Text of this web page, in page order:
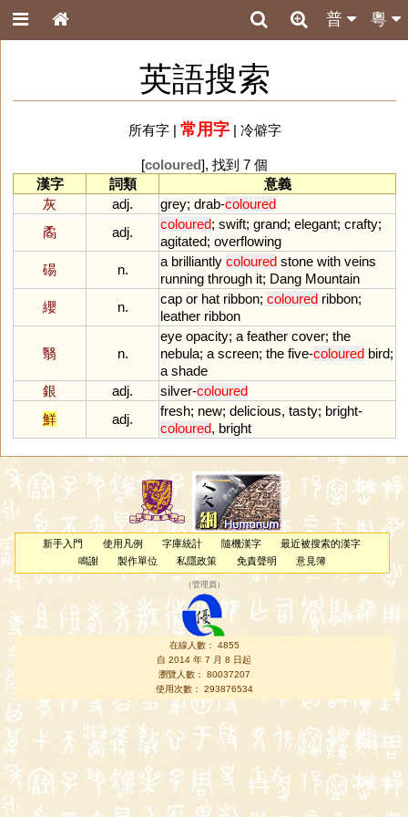
粵
普
英語搜索
所有字| 常用字| 冷僻字
[coloured], 找到 7 個
漢字
詞類
意義
灰
adj. grey; drab-coloured
矞
adj.
coloured; swift; grand; elegant; crafty;
agitated; overflowing
碭
n.
a brilliantly coloured stone with veins
running through it; Dang Mountain
纓
n.
cap or hat ribbon; coloured ribbon;
leather ribbon
翳 n.
eye opacity; a feather cover; the
nebula; a screen; the five-coloured bird;
a shade
銀
adj. silver-coloured
鮮
adj.
fresh; new; delicious, tasty; bright-
coloured, bright
新手入門 使用凡例 字庫統計 隨機漢字
最近被搜索的漢字
鳴謝
製作單位 私隱政策 免責聲明 意見簿
（管理員 ）
在線人數： 4855
自 2014 年 7 月 8 日起
瀏覽人數： 80037207
使用次數： 293876534